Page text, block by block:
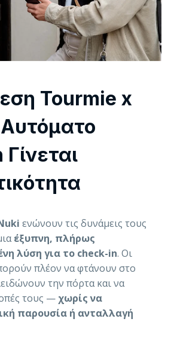
Tourmie x
ενώνουν τις δυνάμεις τους
έξυπνη, πλήρως
λύση για το check-in. Οι
πλέον να φτάνουν στο
την πόρτα και να
τους — χωρίς να
παρουσία ή ανταλλαγή